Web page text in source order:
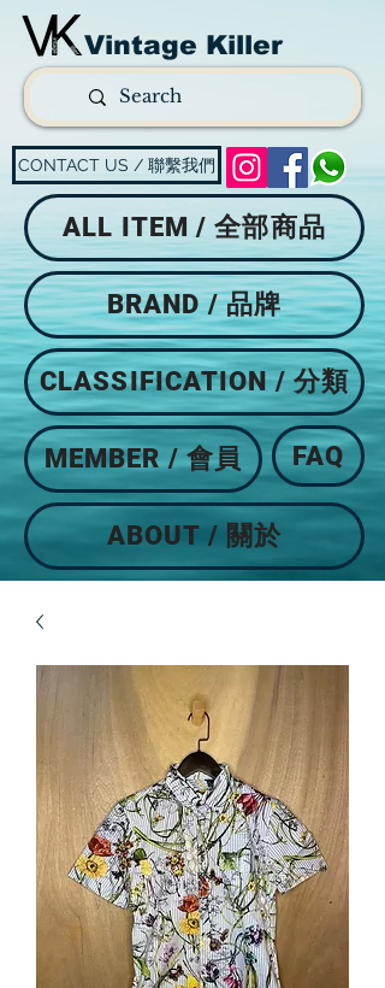
Vintage Killer
CONTACT US / 聯繫我們
ALL ITEM / 全部商品
BRAND / 品牌
CLASSIFICATION / 分類
MEMBER / 會員 FAQ
ABOUT / 關於